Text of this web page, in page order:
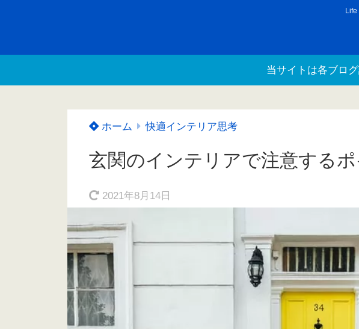
当サイトは各ブロ
ホーム 快適インテリア思考
玄関のインテリアで注意する
2021年8月14日